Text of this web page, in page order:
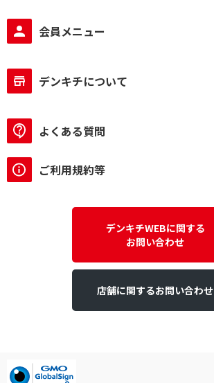
会員メニュー
デンキチについて
よくある質問
ご利用規約等
デンキチWEBに関する
お問い合わせ
店舗に関するお問い合わせ